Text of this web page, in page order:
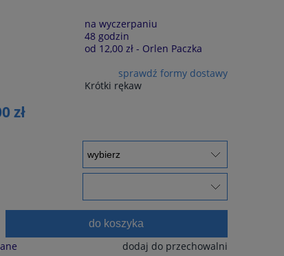
na wyczerpaniu
48 godzin
od 12,00 zł - Orlen Paczka
sprawdź formy dostawy
Krótki rękaw
zł
do koszyka
dodaj do przechowalni